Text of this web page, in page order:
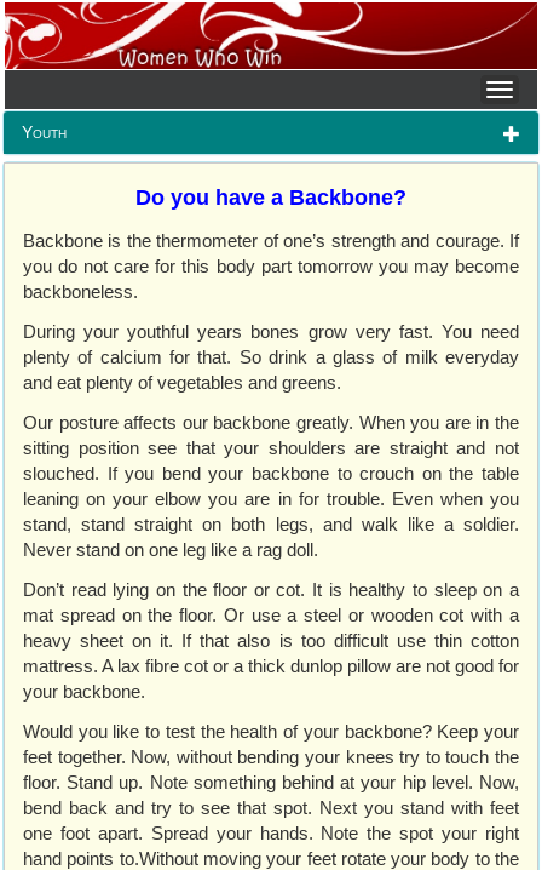
Youth
Do you have a Backbone?
Backbone is the thermometer of one’s strength and courage. If
you do not care for this body part tomorrow you may become
backboneless.
During your youthful years bones grow very fast. You need
plenty of calcium for that. So drink a glass of milk everyday
and eat plenty of vegetables and greens.
Our posture affects our backbone greatly. When you are in the
sitting position see that your shoulders are straight and not
slouched. If you bend your backbone to crouch on the table
leaning on your elbow you are in for trouble. Even when you
stand, stand straight on both legs, and walk like a soldier.
Never stand on one leg like a rag doll.
Don’t read lying on the floor or cot. It is healthy to sleep on a
mat spread on the floor. Or use a steel or wooden cot with a
heavy sheet on it. If that also is too difficult use thin cotton
mattress. A lax fibre cot or a thick dunlop pillow are not good for
your backbone.
Would you like to test the health of your backbone? Keep your
feet together. Now, without bending your knees try to touch the
floor. Stand up. Note something behind at your hip level. Now,
bend back and try to see that spot. Next you stand with feet
one foot apart. Spread your hands. Note the spot your right
hand points to.Without moving your feet rotate your body to the